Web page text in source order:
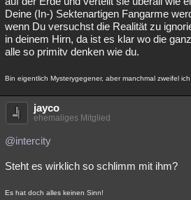
Deine (In-) Sektenartigen Fangarme
wenn Du versuchst die Realität zu
in deinem Hirn, da ist es klar wo die
alle so primitv denken wie du.
Bin eigentlich Mysterygegener, aber manchmal zweifel
jayco
ehemaliges Mitglied
@intercity
Steht es wirklich so schlimm mit ihm?
Es hat doch alles keinen Sinn!